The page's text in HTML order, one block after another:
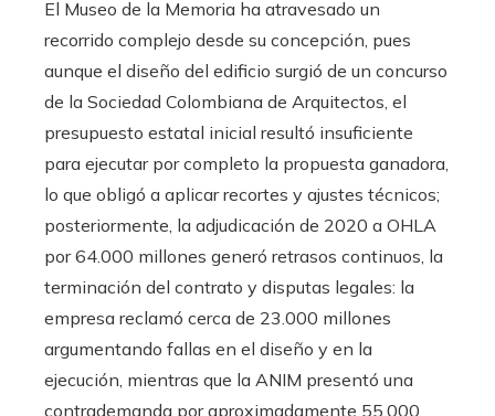
El Museo de la Memoria ha atravesado un
recorrido complejo desde su concepción, pues
aunque el diseño del edificio surgió de un concurso
de la Sociedad Colombiana de Arquitectos, el
presupuesto estatal inicial resultó insuficiente
para ejecutar por completo la propuesta ganadora,
lo que obligó a aplicar recortes y ajustes técnicos;
posteriormente, la adjudicación de 2020 a OHLA
por 64.000 millones generó retrasos continuos, la
terminación del contrato y disputas legales: la
empresa reclamó cerca de 23.000 millones
argumentando fallas en el diseño y en la
ejecución, mientras que la ANIM presentó una
contrademanda por aproximadamente 55.000